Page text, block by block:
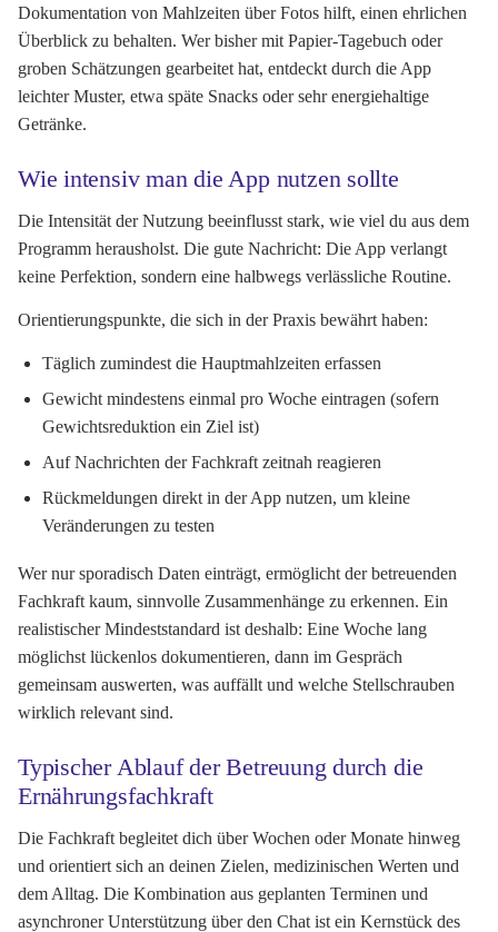
Dokumentation von Mahlzeiten über Fotos hilft, einen ehrlichen
Überblick zu behalten. Wer bisher mit Papier-Tagebuch oder
groben Schätzungen gearbeitet hat, entdeckt durch die App
leichter Muster, etwa späte Snacks oder sehr energiehaltige
Getränke.
Wie intensiv man die App nutzen sollte
Die Intensität der Nutzung beeinflusst stark, wie viel du aus dem
Programm herausholst. Die gute Nachricht: Die App verlangt
keine Perfektion, sondern eine halbwegs verlässliche Routine.
Orientierungspunkte, die sich in der Praxis bewährt haben:
Täglich zumindest die Hauptmahlzeiten erfassen
Gewicht mindestens einmal pro Woche eintragen (sofern
Gewichtsreduktion ein Ziel ist)
Auf Nachrichten der Fachkraft zeitnah reagieren
Rückmeldungen direkt in der App nutzen, um kleine
Veränderungen zu testen
Wer nur sporadisch Daten einträgt, ermöglicht der betreuenden
Fachkraft kaum, sinnvolle Zusammenhänge zu erkennen. Ein
realistischer Mindeststandard ist deshalb: Eine Woche lang
möglichst lückenlos dokumentieren, dann im Gespräch
gemeinsam auswerten, was auffällt und welche Stellschrauben
wirklich relevant sind.
Typischer Ablauf der Betreuung durch die
Ernährungsfachkraft
Die Fachkraft begleitet dich über Wochen oder Monate hinweg
und orientiert sich an deinen Zielen, medizinischen Werten und
dem Alltag. Die Kombination aus geplanten Terminen und
asynchroner Unterstützung über den Chat ist ein Kernstück des